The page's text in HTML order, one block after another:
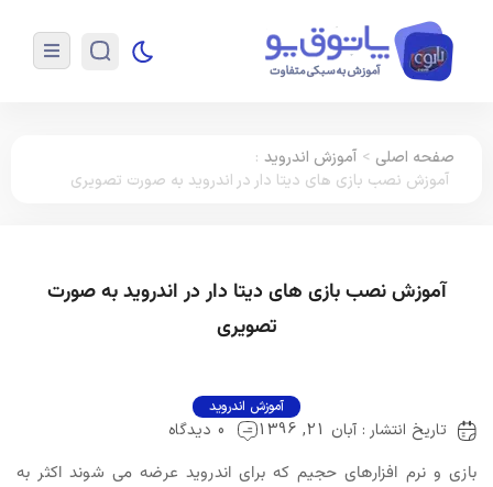
صفحه اصلی > آموزش اندروید :
آموزش نصب بازی های دیتا دار در اندروید به صورت تصویری
آموزش نصب بازی های دیتا دار در اندروید به صورت
تصویری
آموزش اندروید
تاریخ انتشار : آبان 21, 1396 0 دیدگاه
بازی و نرم افزارهای حجیم که برای اندروید عرضه می شوند اکثر به